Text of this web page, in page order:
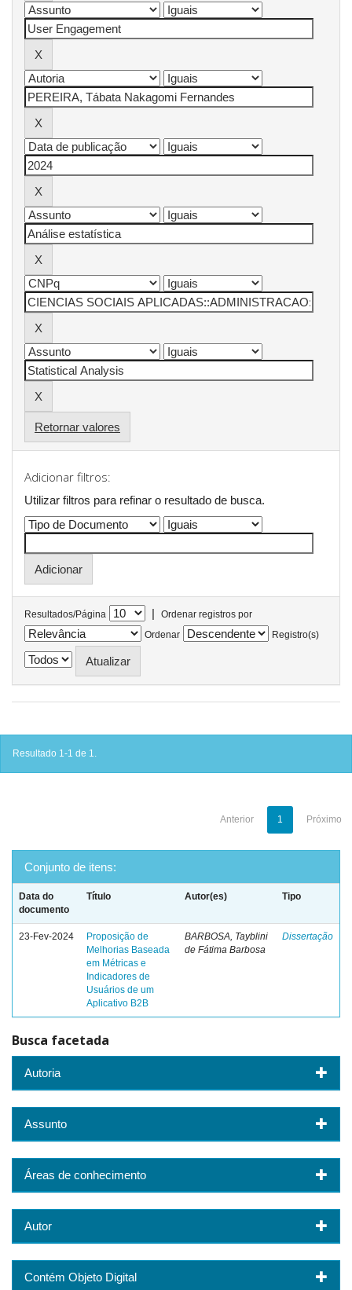
Retornar valores
Adicionar filtros:
Utilizar filtros para refinar o resultado de busca.
Resultados/Página |
Ordenar registros por
Ordenar
Registro(s)
Resultado 1-1 de 1.
Anterior 1 Próximo
Conjunto de itens:
Data do
documento
Título Autor(es) Tipo
23-Fev-2024
Proposição de
Melhorias Baseada
em Métricas e
Indicadores de
Usuários de um
Aplicativo B2B
BARBOSA, Tayblini
de Fátima Barbosa
Dissertação
Busca facetada
Autoria
Assunto
Áreas de conhecimento
Autor
Contém Objeto Digital